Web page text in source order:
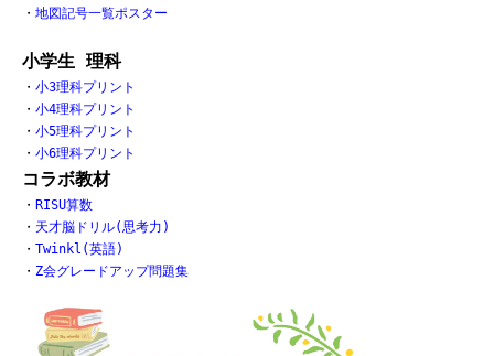
・ 地図記号一覧ポスター
小学生 理科
・ 小3理科プリント
・ 小4理科プリント
・ 小5理科プリント
・ 小6理科プリント
コラボ教材
・ RISU算数
・ 天才脳ドリル(思考力)
・ Twinkl(英語)
・ Z会グレードアップ問題集